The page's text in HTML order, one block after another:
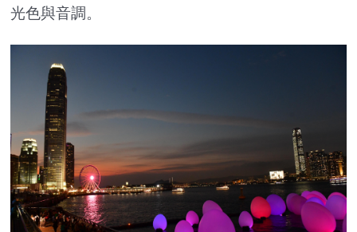
光色與音調。